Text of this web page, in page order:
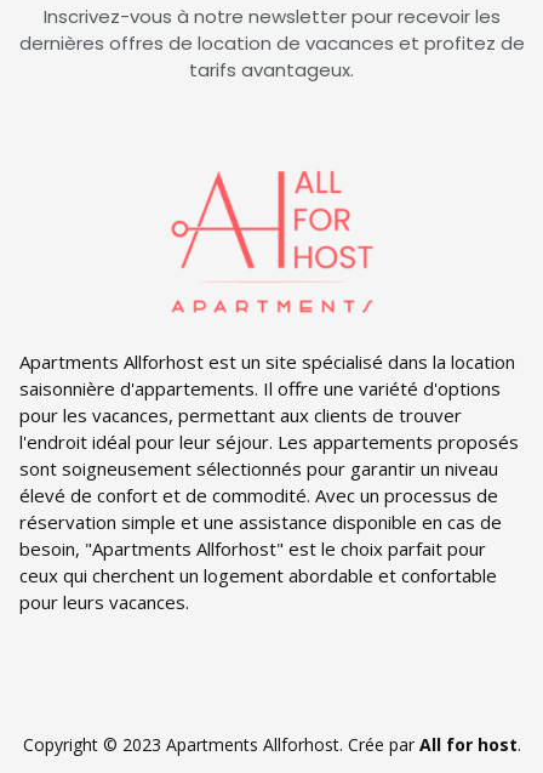
Inscrivez-vous à notre newsletter pour recevoir les
dernières offres de location de vacances et profitez de
tarifs avantageux.
Apartments Allforhost est un site spécialisé dans la location
saisonnière d'appartements. Il offre une variété d'options
pour les vacances, permettant aux clients de trouver
l'endroit idéal pour leur séjour. Les appartements proposés
sont soigneusement sélectionnés pour garantir un niveau
élevé de confort et de commodité. Avec un processus de
réservation simple et une assistance disponible en cas de
besoin, "Apartments Allforhost" est le choix parfait pour
ceux qui cherchent un logement abordable et confortable
pour leurs vacances.
Copyright © 2023 Apartments Allforhost. Crée par All for host.